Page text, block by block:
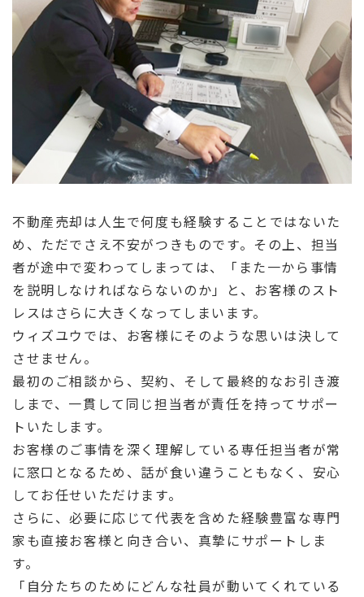
不動産売却は人生で何度も経験することではないた
め、ただでさえ不安がつきものです。その上、担当
者が途中で変わってしまっては、「また一から事情
を説明しなければならないのか」と、お客様のスト
レスはさらに大きくなってしまいます。
ウィズユウでは、お客様にそのような思いは決して
させません。
最初のご相談から、契約、そして最終的なお引き渡
しまで、一貫して同じ担当者が責任を持ってサポー
トいたします。
お客様のご事情を深く理解している専任担当者が常
に窓口となるため、話が食い違うこともなく、安心
してお任せいただけます。
さらに、必要に応じて代表を含めた経験豊富な専門
家も直接お客様と向き合い、真摯にサポートしま
す。
「自分たちのためにどんな社員が動いてくれている